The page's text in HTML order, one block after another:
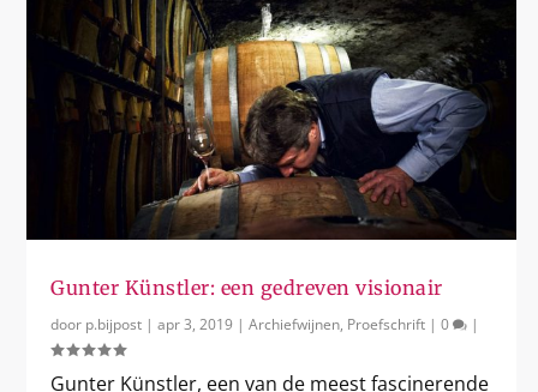
Gunter Künstler: een gedreven visionair
door p.bijpost |apr 3, 2019 |Archiefwijnen, Proefschrift |0 |
Gunter Künstler, een van de meest fascinerende